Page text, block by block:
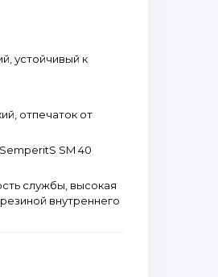
устойчивый к
отпечаток от
SM 40
службы, высокая
внутреннего